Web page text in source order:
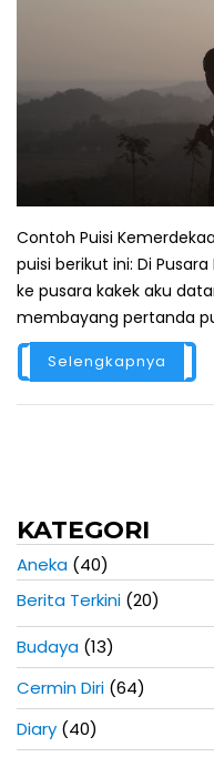
Contoh Puisi
puisi berikut ini: Di
ke pusara kakek aku
membayang pertanda
Selengkapnya
KATEGORI
Aneka (40)
Berita Terkini (20)
Budaya (13)
Cermin Diri (64)
Diary (40)